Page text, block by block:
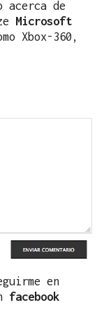
acerca de
Microsoft
Xbox-360,
en
facebook